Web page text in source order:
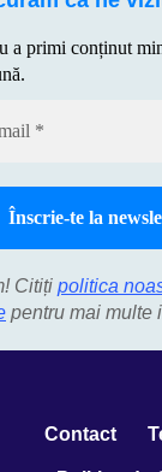
a primi conținut
Citiți politica
pentru mai multe
Contact